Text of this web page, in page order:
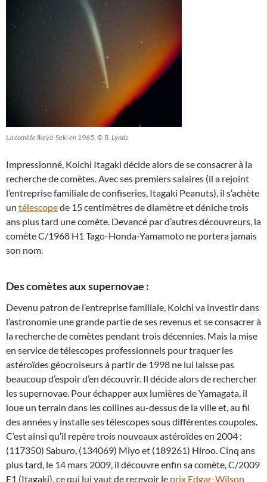
La comète Ikeya-Seki en 1965. © R. Lynds
Impressionné, Koichi Itagaki décide alors de se consacrer à la
recherche de comètes. Avec ses premiers salaires (il a rejoint
l’entreprise familiale de confiseries, Itagaki Peanuts), il s’achète
un télescopede 15 centimètres de diamètre et déniche trois
ans plus tard une comète. Devancé par d’autres découvreurs, la
comète C/1968 H1 Tago-Honda-Yamamoto ne portera jamais
son nom.
Des comètes aux supernovae :
Devenu patron de l’entreprise familiale, Koichi va investir dans
l’astronomie une grande partie de ses revenus et se consacrer à
la recherche de comètes pendant trois décennies. Mais la mise
en service de télescopes professionnels pour traquer les
astéroïdes géocroiseurs à partir de 1998 ne lui laisse pas
beaucoup d’espoir d’en découvrir. Il décide alors de rechercher
les supernovae. Pour échapper aux lumières de Yamagata, il
loue un terrain dans les collines au-dessus de la ville et, au fil
des années y installe ses télescopes sous différentes coupoles.
C’est ainsi qu’il repère trois nouveaux astéroïdes en 2004 :
(117350) Saburo, (134069) Miyo et (189261) Hiroo. Cinq ans
plus tard, le 14 mars 2009, il découvre enfin sa comète, C/2009
E1 (Itagaki), ce qui lui vaut de recevoir le prix Edgar-Wilson